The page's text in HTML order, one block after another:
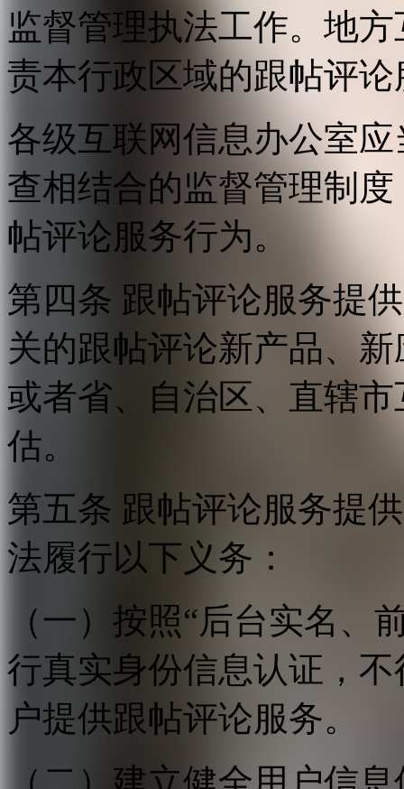
监督管理执法工作。地
责本行政区域的跟帖评
各级互联网信息办公室
查相结合的监督管理制
帖评论服务行为。
第四条 跟帖评论服务提
关的跟帖评论新产品、
或者省、自治区、直辖
估。
第五条 跟帖评论服务提
法履行以下义务：
（一）按照“后台实名、
行真实身份信息认证，
户提供跟帖评论服务。
（二）建立健全用户信